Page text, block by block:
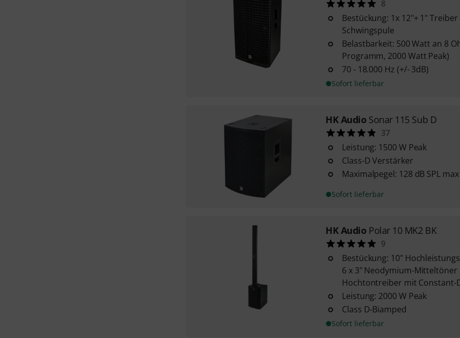
8
Bestückung: 1x 12"+ 1"
Schwingspule
Belastbarkeit: 500 Watt an 8
Programm, 2000 Watt Peak)
70 - 18.000 Hz (+/- 3dB)
Sofort lieferbar
HK Audio Sonar 115 Sub D
37
Leistung: 1500 W Peak
Class-D Verstärker
Maximalpegel: 128 dB SPL max
Sofort lieferbar
HK Audio Polar 10 MK2 BK
9
Bestückung: 10"
6 x 3" Neodymium-Mitteltöner
Hochtontreiber mit Constant-
Leistung: 2000 W Peak
Class D-Biamped
Sofort lieferbar